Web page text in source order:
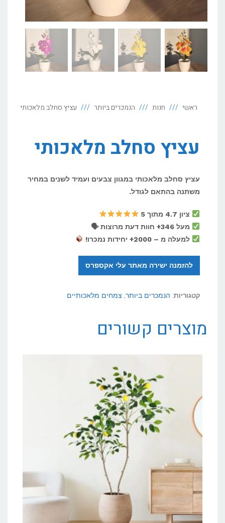
ראשי חנות הנמכרים ביותר עציץ סחלב מלאכותי
עציץ סחלב מלאכותי
עציץ סחלב מלאכותי במגוון צבעים ועמיד לשנים במחיר
משתנה בהתאם לגודל.
ציון 4.7 מתוך 5
מעל 346+ חוות דעת מרוצות 🗣
למעלה מ – 2000+ יחידות נמכרו!
להזמנה ישירה מאתר עלי אקספרס
קטגוריות: הנמכרים ביותר צמחים מלאכותיים
מוצרים קשורים